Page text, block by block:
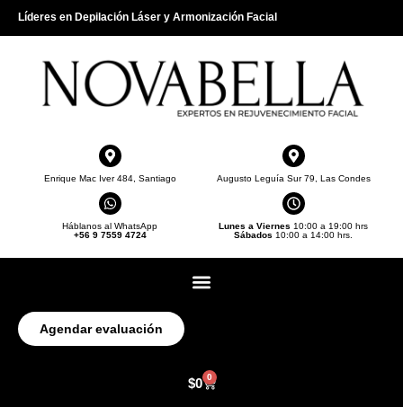
Líderes en Depilación Láser y Armonización Facial
Enrique Mac Iver 484, Santiago Augusto Leguía Sur 79, Las Condes
Háblanos al WhatsApp
+56 9 7559 4724
Lunes a Viernes 10:00 a 19:00 hrs
Sábados 10:00 a 14:00 hrs.
Agendar evaluación
$0 0